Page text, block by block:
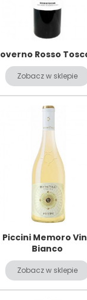
Rosso
Zobacz w sklepie
Piccini Memoro
Bianco
Zobacz w sklepie